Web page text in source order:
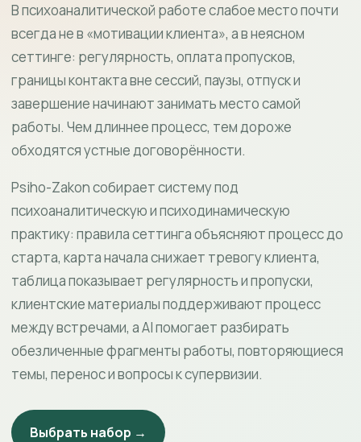
В психоаналитической работе слабое место почти
всегда не в «мотивации клиента», а в неясном
сеттинге: регулярность, оплата пропусков,
границы контакта вне сессий, паузы, отпуск и
завершение начинают занимать место самой
работы. Чем длиннее процесс, тем дороже
обходятся устные договорённости.
Psiho-Zakon собирает систему под
психоаналитическую и психодинамическую
практику: правила сеттинга объясняют процесс до
старта, карта начала снижает тревогу клиента,
таблица показывает регулярность и пропуски,
клиентские материалы поддерживают процесс
между встречами, а AI помогает разбирать
обезличенные фрагменты работы, повторяющиеся
темы, перенос и вопросы к супервизии.
Выбрать набор →